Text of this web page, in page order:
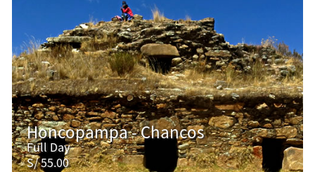
Honcopampa - Chancos
Full Day
S/ 55.00